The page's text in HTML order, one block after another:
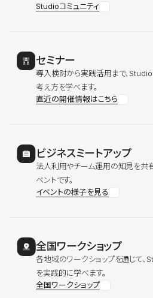
Studioコミュニティ
セミナー
導入検討から実践活用まで、
考え方を学べます。
直近の開催情報はこちら
ビジネスミートアップ
法人利用やチーム運用の知見を共
ベントです。
イベントの様子を見る
全国ワークショップ
各地域のワークショップを通じて
を実践的に学べます。
全国ワークショップ